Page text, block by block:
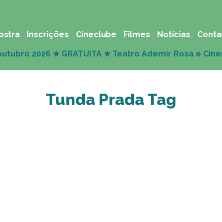
Inscrições Cineclube Filmes Notícias
Tunda Prada Tag